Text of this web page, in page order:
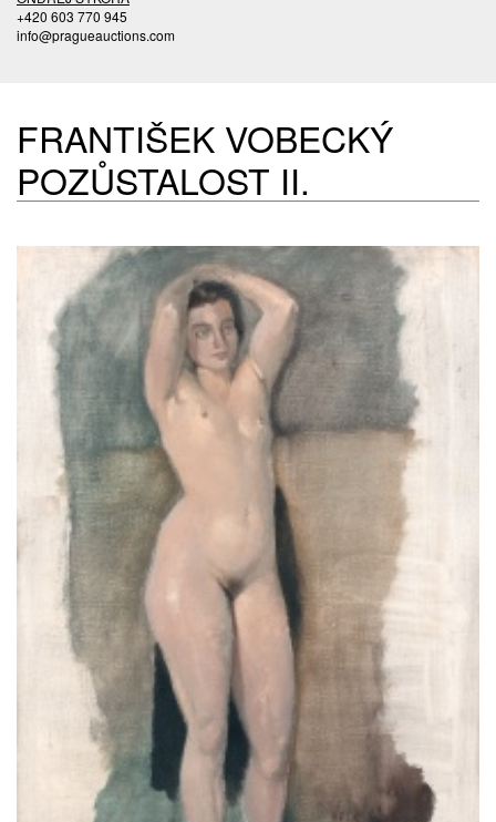
+420 603 770 945
info@pragueauctions.com
FRANTIŠEK VOBECKÝ
POZŮSTALOST II.